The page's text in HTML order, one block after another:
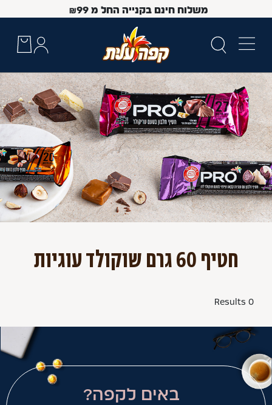
משלוח חינם בקנייה החל מ ₪99
Up and Down arrow keys to navigate search results.
חטיף 60 גרם שוקולד עוגיות
0 Results
באים לקפה?